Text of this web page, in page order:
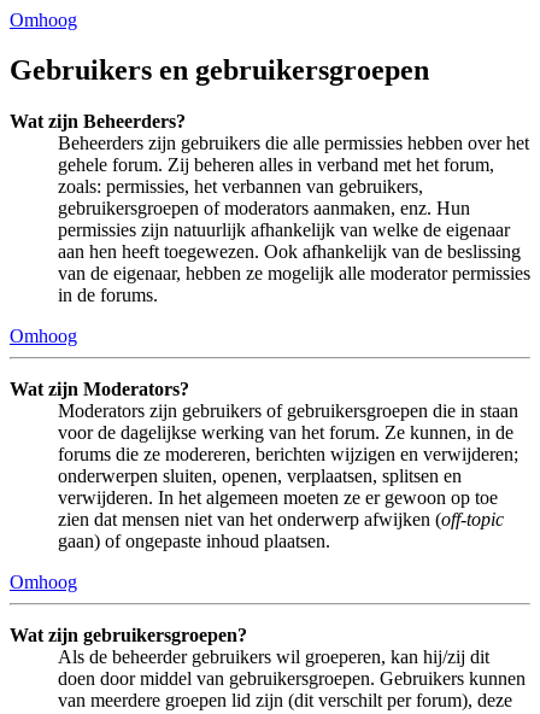
Omhoog
Gebruikers en gebruikersgroepen
Wat zijn Beheerders?
Beheerders zijn gebruikers die alle permissies hebben over het
gehele forum. Zij beheren alles in verband met het forum,
zoals: permissies, het verbannen van gebruikers,
gebruikersgroepen of moderators aanmaken, enz. Hun
permissies zijn natuurlijk afhankelijk van welke de eigenaar
aan hen heeft toegewezen. Ook afhankelijk van de beslissing
van de eigenaar, hebben ze mogelijk alle moderator permissies
in de forums.
Omhoog
Wat zijn Moderators?
Moderators zijn gebruikers of gebruikersgroepen die in staan
voor de dagelijkse werking van het forum. Ze kunnen, in de
forums die ze modereren, berichten wijzigen en verwijderen;
onderwerpen sluiten, openen, verplaatsen, splitsen en
verwijderen. In het algemeen moeten ze er gewoon op toe
zien dat mensen niet van het onderwerp afwijken (off-topic
gaan) of ongepaste inhoud plaatsen.
Omhoog
Wat zijn gebruikersgroepen?
Als de beheerder gebruikers wil groeperen, kan hij/zij dit
doen door middel van gebruikersgroepen. Gebruikers kunnen
van meerdere groepen lid zijn (dit verschilt per forum), deze